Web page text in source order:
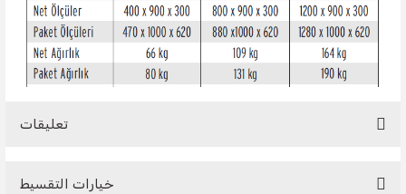
تعليقات
خيارات التقسيط